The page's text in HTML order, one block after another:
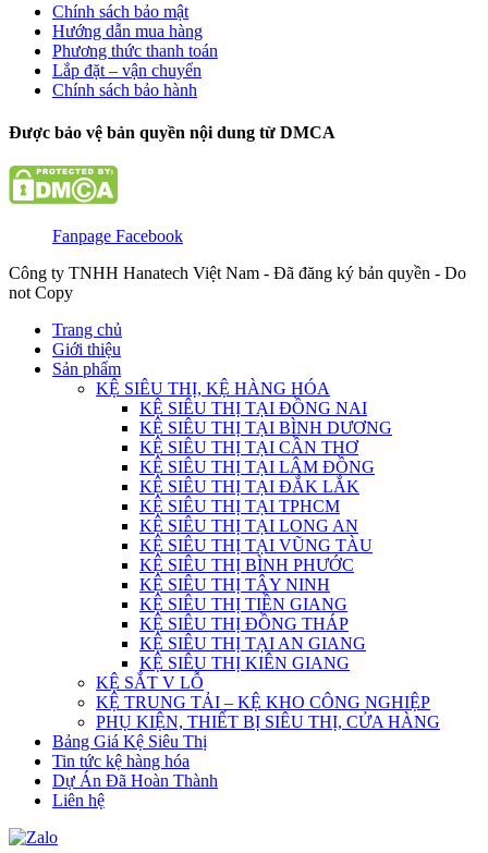
Chính sách bảo mật
Hướng dẫn mua hàng
Phương thức thanh toán
Lắp đặt – vận chuyển
Chính sách bảo hành
Được bảo vệ bản quyền nội dung từ DMCA
Fanpage Facebook
Công ty TNHH Hanatech Việt Nam - Đã đăng ký bản quyền - Do
not Copy
Trang chủ
Giới thiệu
Sản phẩm
KỆ SIÊU THỊ, KỆ HÀNG HÓA
KỆ SIÊU THỊ TẠI ĐỒNG NAI
KỆ SIÊU THỊ TẠI BÌNH DƯƠNG
KỆ SIÊU THỊ TẠI CẦN THƠ
KỆ SIÊU THỊ TẠI LÂM ĐỒNG
KỆ SIÊU THỊ TẠI ĐẮK LẮK
KỆ SIÊU THỊ TẠI TPHCM
KỆ SIÊU THỊ TẠI LONG AN
KỆ SIÊU THỊ TẠI VŨNG TÀU
KỆ SIÊU THỊ BÌNH PHƯỚC
KỆ SIÊU THỊ TÂY NINH
KỆ SIÊU THỊ TIỀN GIANG
KỆ SIÊU THỊ ĐỒNG THÁP
KỆ SIÊU THỊ TẠI AN GIANG
KỆ SIÊU THỊ KIÊN GIANG
KỆ SẮT V LỖ
KỆ TRUNG TẢI – KỆ KHO CÔNG NGHIỆP
PHỤ KIỆN, THIẾT BỊ SIÊU THỊ, CỬA HÀNG
Bảng Giá Kệ Siêu Thị
Tin tức kệ hàng hóa
Dự Án Đã Hoàn Thành
Liên hệ